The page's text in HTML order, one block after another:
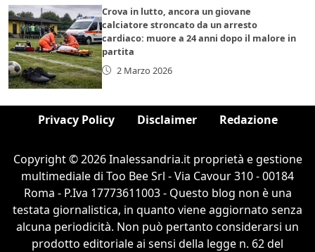
Crova in lutto, ancora un giovane
calciatore stroncato da un arresto
cardiaco: muore a 24 anni dopo il malore in
partita
2 Marzo 2026
Privacy Policy Disclaimer Redazione
Copyright © 2026 Inalessandria.it proprietà e gestione
multimediale di Too Bee Srl - Via Cavour 310 - 00184
Roma - P.Iva 17773611003 - Questo blog non è una
testata giornalistica, in quanto viene aggiornato senza
alcuna periodicità. Non può pertanto considerarsi un
prodotto editoriale ai sensi della legge n. 62 del